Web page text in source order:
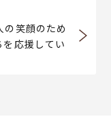
の笑顔のため
応援してい